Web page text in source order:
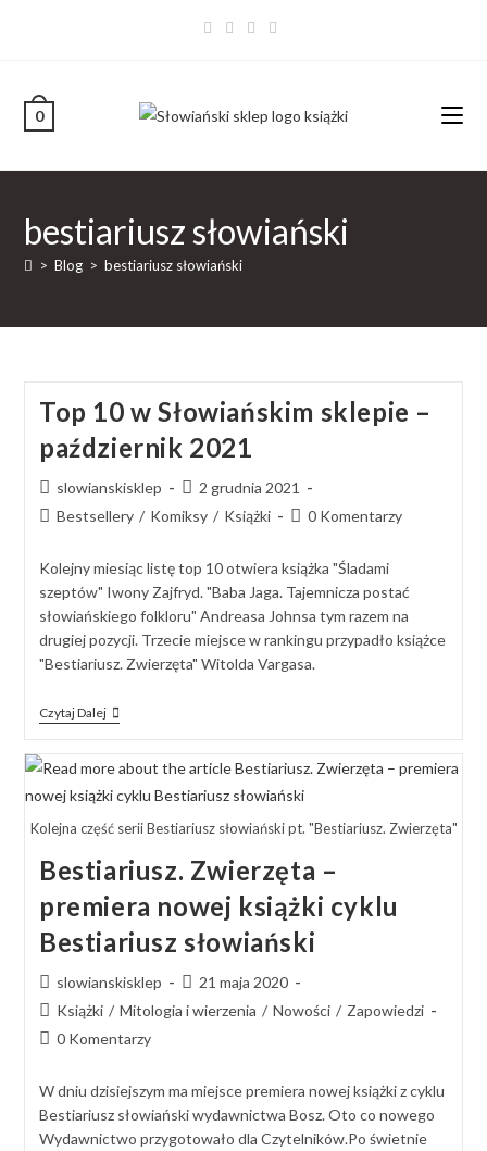
0
bestiariusz słowiański
> Blog > bestiariusz słowiański
Top 10 w Słowiańskim sklepie –
październik 2021
slowianskisklep
2 grudnia 2021
Bestsellery / Komiksy / Książki 0 Komentarzy
Kolejny miesiąc listę top 10 otwiera książka "Śladami
szeptów" Iwony Zajfryd. "Baba Jaga. Tajemnicza postać
słowiańskiego folkloru" Andreasa Johnsa tym razem na
drugiej pozycji. Trzecie miejsce w rankingu przypadło książce
"Bestiariusz. Zwierzęta" Witolda Vargasa.
Czytaj Dalej
Kolejna część serii Bestiariusz słowiański pt. "Bestiariusz. Zwierzęta"
Bestiariusz. Zwierzęta –
premiera nowej książki cyklu
Bestiariusz słowiański
slowianskisklep
21 maja 2020
Książki / Mitologia i wierzenia / Nowości / Zapowiedzi
0 Komentarzy
W dniu dzisiejszym ma miejsce premiera nowej książki z cyklu
Bestiariusz słowiański wydawnictwa Bosz. Oto co nowego
Wydawnictwo przygotowało dla Czytelników.Po świetnie